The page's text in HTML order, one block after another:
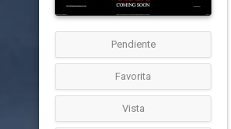
Pendiente
Favorita
Vista